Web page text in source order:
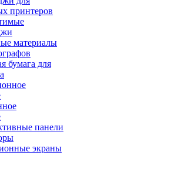
принтеров
материалы
бумага для
панели
экраны